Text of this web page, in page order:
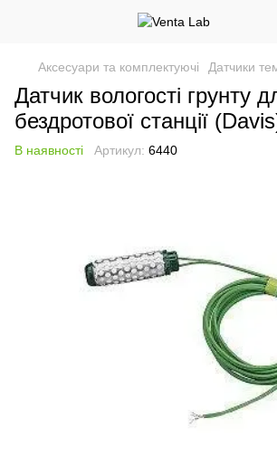
Аксесуари та комплектуючі Датчики
Датчик вологості грунту
бездротової станції
В наявності Артикул: 6440